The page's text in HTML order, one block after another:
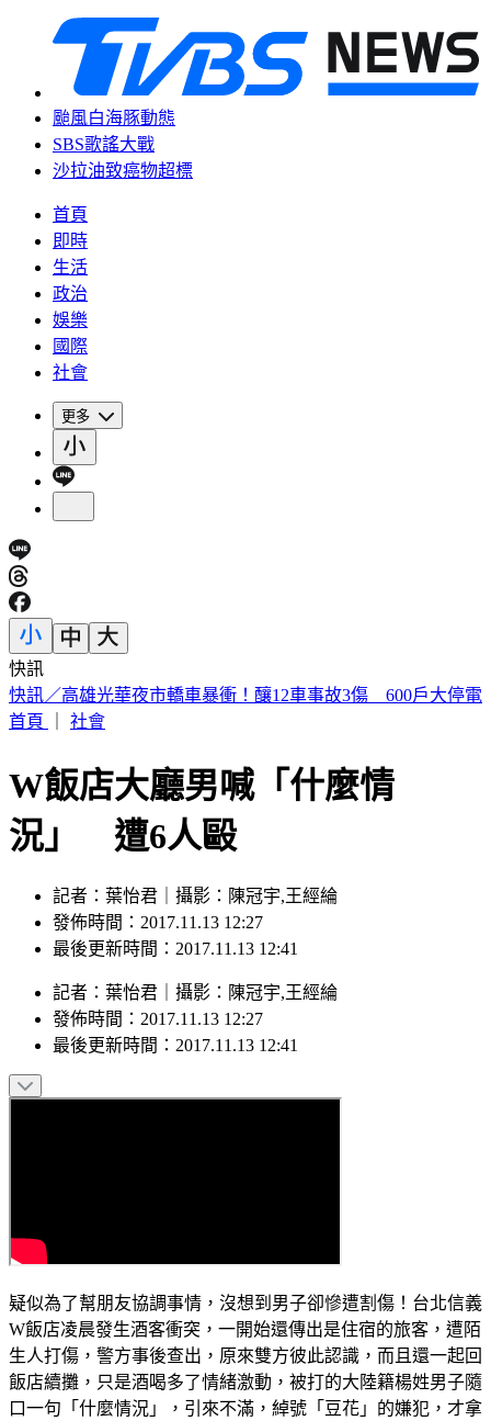
颱風白海豚動態
SBS歌謠大戰
沙拉油致癌物超標
首頁
即時
生活
政治
娛樂
國際
社會
更多
快訊
預告基本工資要漲了！賴清德喊話企業：有獲利替「員工加
薪」
W飯店大廳男喊「什麼情
況」 遭6人毆
記者：葉怡君｜攝影：陳冠宇,王經綸
發佈時間：2017.11.13 12:27
記者：葉怡君｜攝影：陳冠宇,王經綸
發佈時間：2017.11.13 12:27
疑似為了幫朋友協調事情，沒想到男子卻慘遭割傷！台北信義
W飯店凌晨發生酒客衝突，一開始還傳出是住宿的旅客，遭陌
生人打傷，警方事後查出，原來雙方彼此認識，而且還一起回
飯店續攤，只是酒喝多了情緒激動，被打的大陸籍楊姓男子隨